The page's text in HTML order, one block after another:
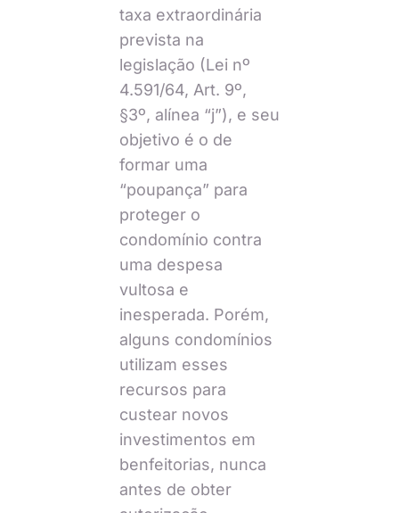
taxa extraordinária
prevista na
legislação (Lei nº
4.591/64, Art. 9º,
§3º, alínea “j”), e seu
objetivo é o de
formar uma
“poupança” para
proteger o
condomínio contra
uma despesa
vultosa e
inesperada. Porém,
alguns condomínios
utilizam esses
recursos para
custear novos
investimentos em
benfeitorias, nunca
antes de obter